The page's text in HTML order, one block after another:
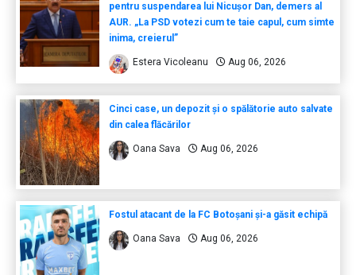
pentru suspendarea lui Nicușor Dan, demers al
AUR. „La PSD votezi cum te taie capul, cum simte
inima, creierul”
Estera Vicoleanu Aug 06, 2026
Cinci case, un depozit și o spălătorie auto salvate
din calea flăcărilor
Oana Sava Aug 06, 2026
Fostul atacant de la FC Botoșani și-a găsit echipă
Oana Sava Aug 06, 2026